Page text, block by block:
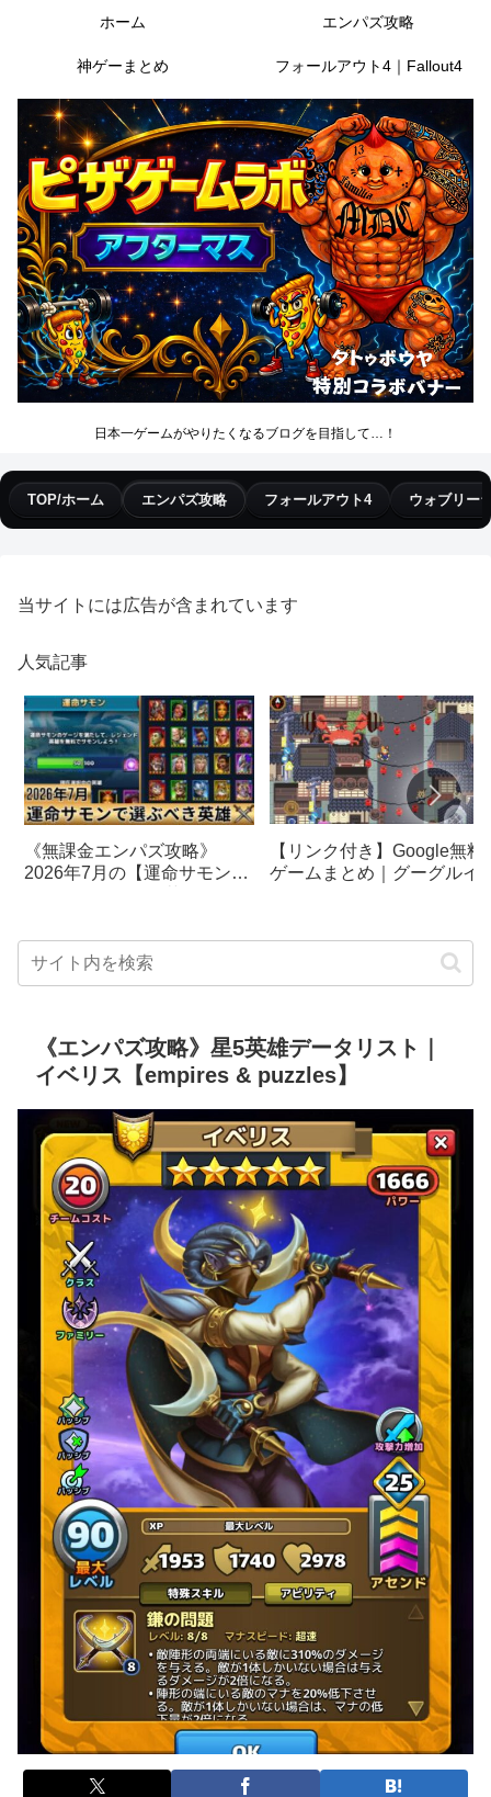
日本一ゲームがやりたくなるブログを目指して…！
ホーム エンパズ攻略
神ゲーまとめ フォールアウト4｜Fallout4
TOP/ホーム エンパズ攻略 フォールアウト4 ウォブリー
当サイトには広告が含まれています
人気記事
《無課金エンパズ攻略》
2026年7月の【運命サモン】
【リンク付き】Google無料
ゲームまとめ｜グーグルイ
クetc…
《エンパズ攻略》星5英雄データリスト｜
イベリス【empires & puzzles】